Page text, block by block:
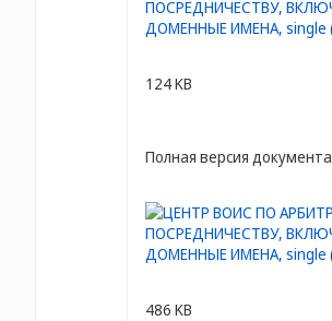
124 KB
Полная версия документа
486 KB